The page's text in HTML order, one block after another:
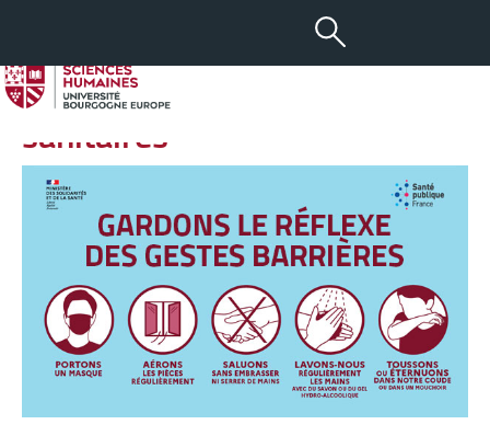
aA - +
06 DÉC 2021
Rappel des consignes
sanitaires